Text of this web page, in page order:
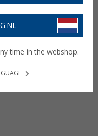
time in the webshop.